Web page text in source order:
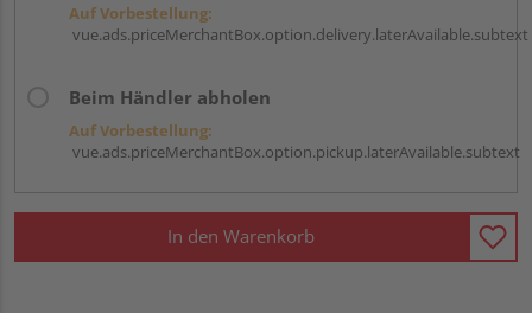
Auf Vorbestellung:
vue.ads.priceMerchantBox.option.delivery.laterAvailable.subtext
Beim Händler abholen
Auf Vorbestellung:
vue.ads.priceMerchantBox.option.pickup.laterAvailable.subtext
In den Warenkorb